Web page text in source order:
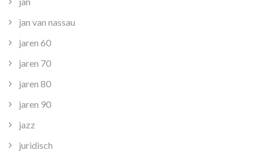
jan van nassau
jaren 60
jaren 70
jaren 80
jaren 90
jazz
juridisch